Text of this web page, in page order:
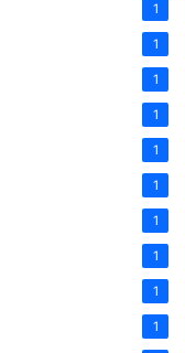
1
1
1
1
1
1
1
1
1
1